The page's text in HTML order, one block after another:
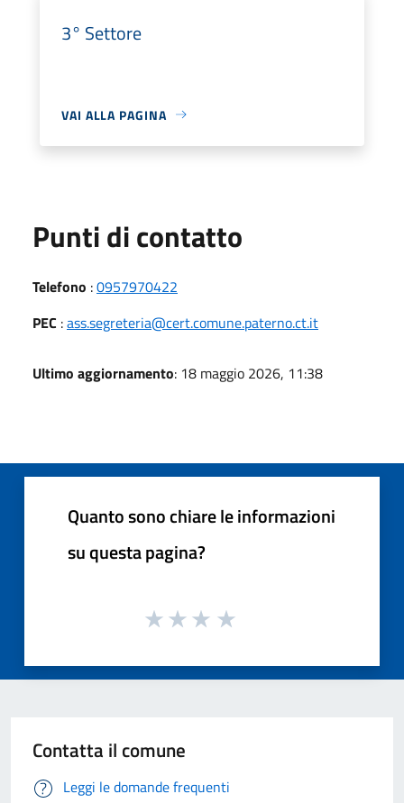
3° Settore
VAI ALLA PAGINA
Punti di contatto
Telefono :0957970422
PEC :ass.segreteria@cert.comune.paterno.ct.it
Ultimo aggiornamento: 18 maggio 2026, 11:38
Quanto sono chiare le informazioni
su questa pagina?
Contatta il comune
Leggi le domande frequenti